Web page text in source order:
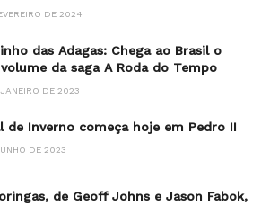
DE 2024
das Adagas: Chega ao Brasil o
da saga A Roda do Tempo
DE 2023
de Inverno começa hoje em Pedro II
DE 2023
de Geoff Johns e Jason Fabok,